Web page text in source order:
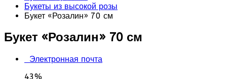
Букеты из высокой розы
Букет «Розалин» 70 см
Букет «Розалин» 70 см
Электронная почта
43%